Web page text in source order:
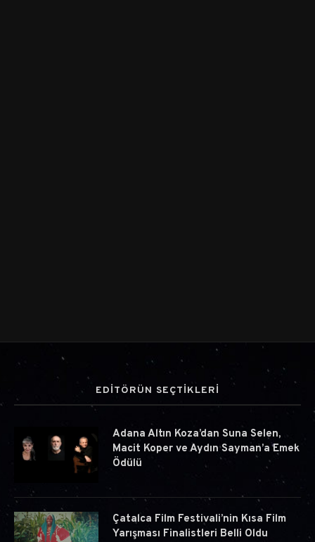
EDİTÖRÜN SEÇTİKLERİ
Adana Altın Koza’dan Suna Selen,
Macit Koper ve Aydın Sayman’a Emek
Ödülü
Çatalca Film Festivali’nin Kısa Film
Yarışması Finalistleri Belli Oldu